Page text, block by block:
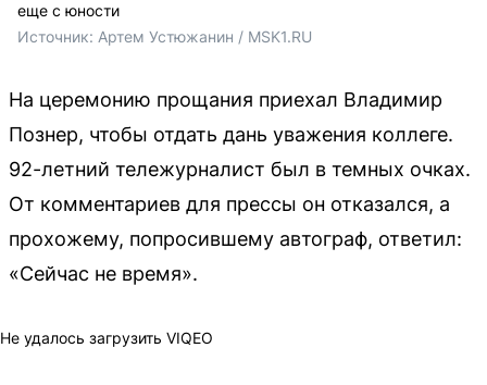
еще с юности
Источник: Артем Устюжанин / MSK1.RU
На церемонию прощания приехал Владимир
Познер, чтобы отдать дань уважения коллеге.
92-летний тележурналист был в темных очках.
От комментариев для прессы он отказался, а
прохожему, попросившему автограф, ответил:
«Сейчас не время».
Не удалось загрузить VIQEO